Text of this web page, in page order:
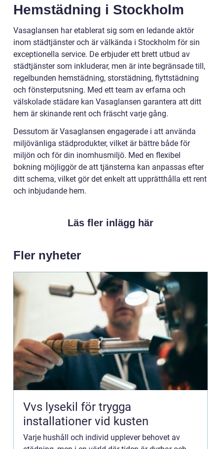
Hemstädning i Stockholm
Vasaglansen har etablerat sig som en ledande aktör
inom städtjänster och är välkända i Stockholm för sin
exceptionella service. De erbjuder ett brett utbud av
städtjänster som inkluderar, men är inte begränsade till,
regelbunden hemstädning, storstädning, flyttstädning
och fönsterputsning. Med ett team av erfarna och
välskolade städare kan Vasaglansen garantera att ditt
hem är skinande rent och fräscht varje gång.
Dessutom är Vasaglansen engagerade i att använda
miljövänliga städprodukter, vilket är bättre både för
miljön och för din inomhusmiljö. Med en flexibel
bokning möjliggör de att tjänsterna kan anpassas efter
ditt schema, vilket gör det enkelt att upprätthålla ett rent
och inbjudande hem.
Läs fler inlägg här
Fler nyheter
Vvs lysekil för trygga
installationer vid kusten
Varje hushåll och individ upplever behovet av